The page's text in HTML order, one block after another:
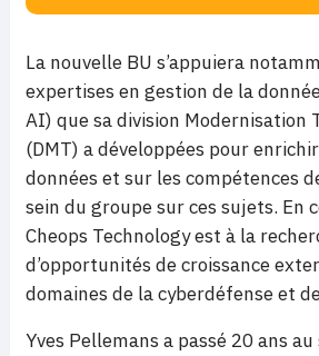
La nouvelle BU s’appuiera
expertises en gestion de la
AI) que sa division Modernisation
(DMT) a développées pour
données et sur les compétences
sein du groupe sur ces sujets. En
Cheops Technology est à la
d’opportunités de croissance
domaines de la cyberdéfense et
Yves Pellemans a passé 20 ans